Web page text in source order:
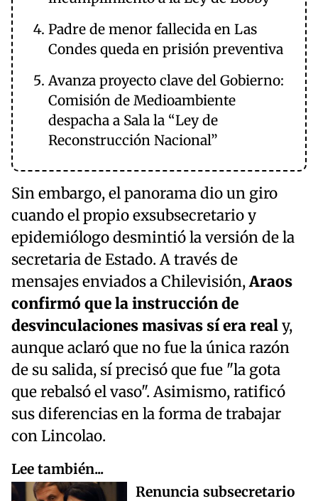
Padre de menor fallecida en Las
Condes queda en prisión preventiva
Avanza proyecto clave del Gobierno:
Comisión de Medioambiente
despacha a Sala la “Ley de
Reconstrucción Nacional”
Sin embargo, el panorama dio un giro
cuando el propio exsubsecretario y
epidemiólogo desmintió la versión de la
secretaria de Estado. A través de
mensajes enviados a Chilevisión,Araos
confirmó que la instrucción de
desvinculaciones masivas sí era realy,
aunque aclaró que no fue la única razón
de su salida, sí precisó que fue "la gota
que rebalsó el vaso". Asimismo, ratificó
sus diferencias en la forma de trabajar
con Lincolao.
Lee también...
Renuncia subsecretario